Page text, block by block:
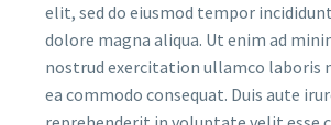
elit, sed do eiusmod tempor
dolore magna aliqua. Ut enim ad
nostrud exercitation ullamco laboris
ea commodo consequat. Duis aute